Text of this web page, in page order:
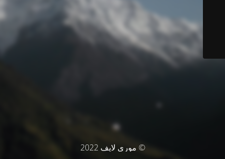
© موري لايف 2022